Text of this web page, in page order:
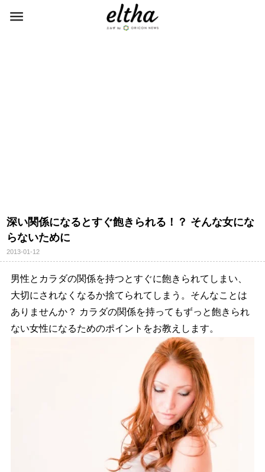
深い関係になるとすぐ飽きられる！？ そんな女にな
らないために
2013-01-12
男性とカラダの関係を持つとすぐに飽きられてしまい、
大切にされなくなるか捨てられてしまう。そんなことは
ありませんか？ カラダの関係を持ってもずっと飽きられ
ない女性になるためのポイントをお教えします。